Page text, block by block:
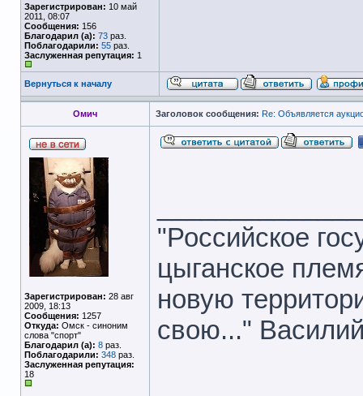
Зарегистрирован: 10 май
2011, 08:07
Сообщения: 156
Благодарил (а): 73 раз.
Поблагодарили: 55 раз.
Заслуженная репутация: 1
Вернуться к началу
Омич Заголовок сообщения: Re: Объявляется
Зарегистрирован: 28 авг
2009, 18:13
Сообщения: 1257
Откуда: Омск - синоним
слова "спорт"
Благодарил (а): 8 раз.
Поблагодарили: 348 раз.
Заслуженная репутация:
18
"Российское
цыганское
новую
свою..."